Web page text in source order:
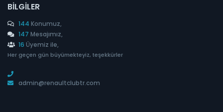
BILGILER
144 Konumuz,
147 Mesajımız,
16 Üyemiz ile,
Her geçen gün büyümekteyiz, teşekkürler
admin@renaultclubtr.com